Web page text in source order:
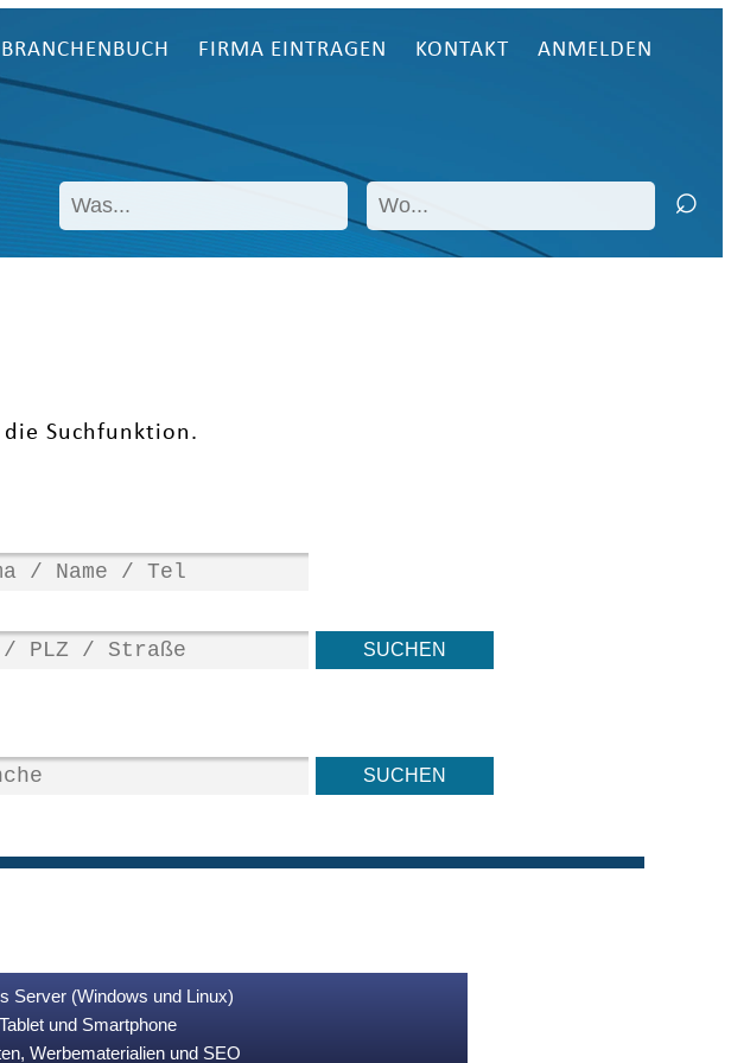
BRANCHENBUCH FIRMA EINTRAGEN KONTAKT ANMELDEN
Suchfunktion.
Server (Windows und Linux)
und Smartphone
Werbematerialien und SEO